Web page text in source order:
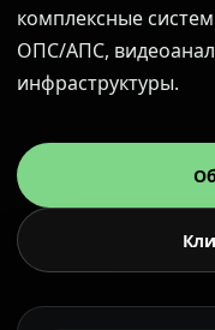
комплексные
ОПС/АПС,
инфраструктуры.